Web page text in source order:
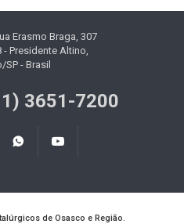
Erasmo Braga, 307
- Presidente Altino,
- Brasil
3651-7200
de Osasco e Região.